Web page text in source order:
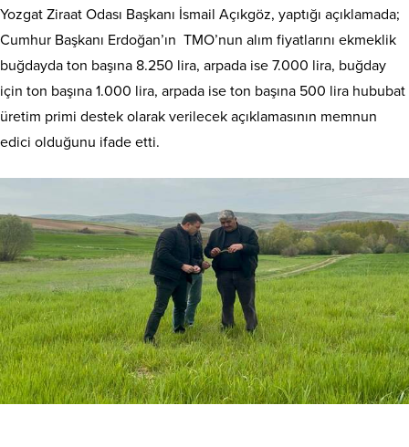
Yozgat Ziraat Odası Başkanı İsmail Açıkgöz, yaptığı açıklamada;
Cumhur Başkanı Erdoğan’ın TMO’nun alım fiyatlarını ekmeklik
buğdayda ton başına 8.250 lira, arpada ise 7.000 lira, buğday
için ton başına 1.000 lira, arpada ise ton başına 500 lira hububat
üretim primi destek olarak verilecek açıklamasının memnun
edici olduğunu ifade etti.